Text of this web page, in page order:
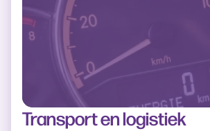
Transport en logistiek